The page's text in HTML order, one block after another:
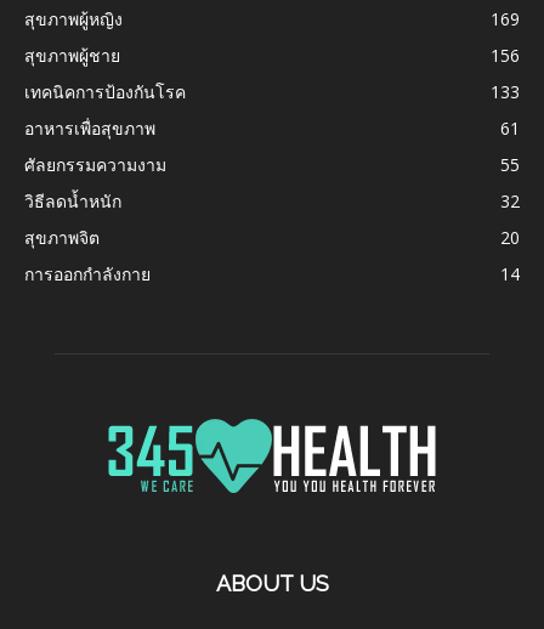
สุขภาพผู้หญิง
169
สุขภาพผู้ชาย
156
เทคนิคการป้องกันโรค
133
อาหารเพื่อสุขภาพ
61
ศัลยกรรมความงาม
55
วิธีลดน้ำหนัก
32
สุขภาพจิต
20
การออกกำลังกาย
14
ABOUT US